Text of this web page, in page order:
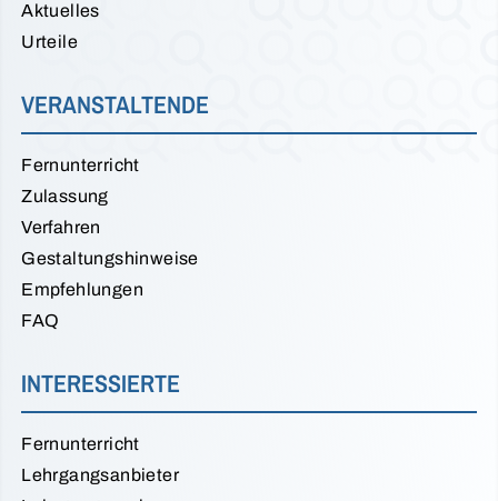
Aktuelles
Urteile
VERANSTALTENDE
Fernunterricht
Zulassung
Verfahren
Gestaltungshinweise
Empfehlungen
FAQ
INTERESSIERTE
Fernunterricht
Lehrgangsanbieter